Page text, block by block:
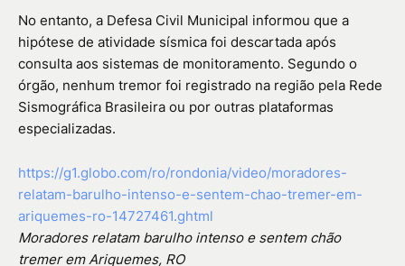
No entanto, a Defesa Civil Municipal informou que a
hipótese de atividade sísmica foi descartada após
consulta aos sistemas de monitoramento. Segundo o
órgão, nenhum tremor foi registrado na região pela Rede
Sismográfica Brasileira ou por outras plataformas
especializadas.
https://g1.globo.com/ro/rondonia/video/moradores-
relatam-barulho-intenso-e-sentem-chao-tremer-em-
ariquemes-ro-14727461.ghtml
Moradores relatam barulho intenso e sentem chão
tremer em Ariquemes, RO